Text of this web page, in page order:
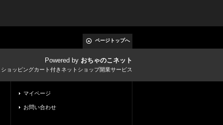
ページトップへ
Powered by おちゃのこネット
ョッピングカート付きネットショップ開業サービス
マイページ
お問い合わせ